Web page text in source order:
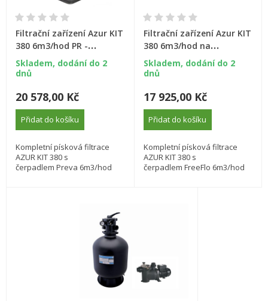
Filtrační zařízení Azur KIT
380 6m3/hod PR -
propojovací potrubí
Skladem, dodání do 2
dnů
20 578,00 Kč
Přidat do košíku
Kompletní písková filtrace
AZUR KIT 380 s
čerpadlem Preva 6m3/hod
Filtrační zařízení Azur KIT
380 6m3/hod na
podstavci s čerpadlem
FreeFlo
Skladem, dodání do 2
dnů
17 925,00 Kč
Přidat do košíku
Kompletní písková filtrace
AZUR KIT 380 s
čerpadlem FreeFlo 6m3/hod